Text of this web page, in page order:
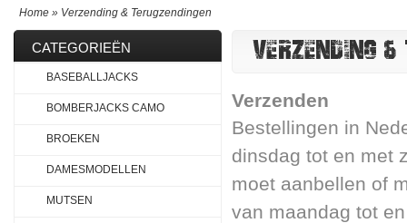
Home » Verzending & Terugzendingen
VERZENDING &
Verzenden
Bestellingen in
dinsdag tot en met
moet aanbellen of
van maandag tot
CATEGORIEËN
BASEBALLJACKS
BOMBERJACKS CAMO
BROEKEN
DAMESMODELLEN
MUTSEN